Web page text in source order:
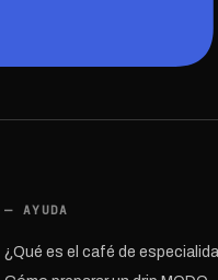
— AYUDA
¿Qué es el café de